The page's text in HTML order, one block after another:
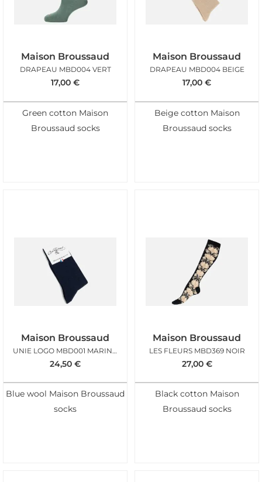
Maison Broussaud
DRAPEAU MBD004 VERT
17,00 €
Green cotton Maison
Broussaud socks
Maison Broussaud
DRAPEAU MBD004 BEIGE
17,00 €
Beige cotton Maison
Broussaud socks
Maison Broussaud
UNIE LOGO MBD001 MARINE LAINE
24,50 €
Blue wool Maison Broussaud
socks
Maison Broussaud
LES FLEURS MBD369 NOIR
27,00 €
Black cotton Maison
Broussaud socks